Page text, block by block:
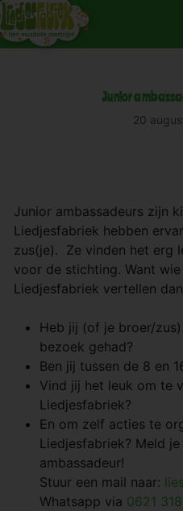
Ga
naar
de
Junior
20
Junior ambassadeurs zijn
Liedjesfabriek hebben
zus(je). Ze vinden het erg
voor de stichting. Want
Liedjesfabriek vertellen
Heb jij (of je broer/
bezoek gehad?
Ben jij tussen de 8 en
Vind jij het leuk om te
Liedjesfabriek?
En om zelf acties te
Liedjesfabriek? Meld
ambassadeur!
Stuur een mail naar:
Whatsapp via 0621